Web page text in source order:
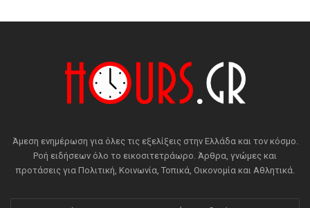
Άμεση ενημέρωση για όλες τις εξελίξεις στην Ελλάδα και τον κόσμο.
Ροή ειδήσεων όλο το εικοσιτετράωρο. Άρθρα, γνώμες και
προτάσεις για Πολιτική, Κοινωνία, Τοπικά, Οικονομία και Αθλητικά.
Εισάγετε